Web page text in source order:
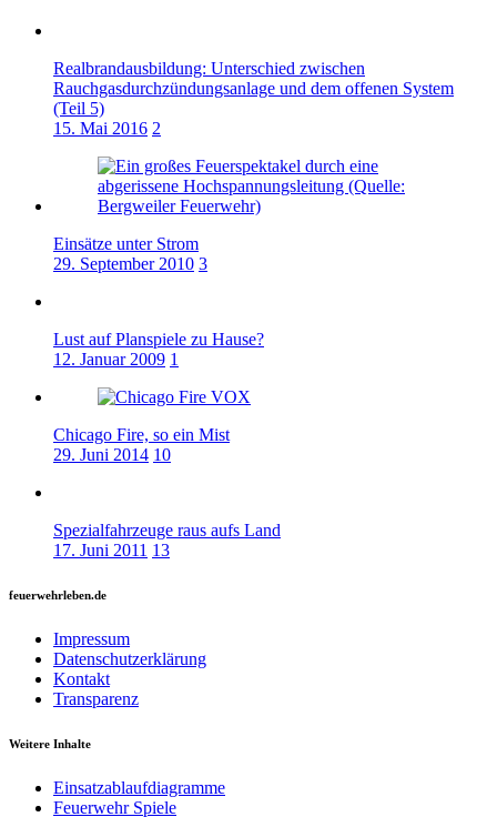
Realbrandausbildung: Unterschied zwischen
Rauchgasdurchzündungsanlage und dem offenen System
(Teil 5)
15. Mai 2016 2
Einsätze unter Strom
29. September 2010 3
Lust auf Planspiele zu Hause?
12. Januar 2009 1
Chicago Fire, so ein Mist
29. Juni 2014 10
Spezialfahrzeuge raus aufs Land
17. Juni 2011 13
feuerwehrleben.de
Impressum
Datenschutzerklärung
Kontakt
Transparenz
Weitere Inhalte
Einsatzablaufdiagramme
Feuerwehr Spiele